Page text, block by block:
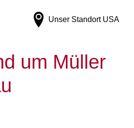
Unser Standort USA
um Müller